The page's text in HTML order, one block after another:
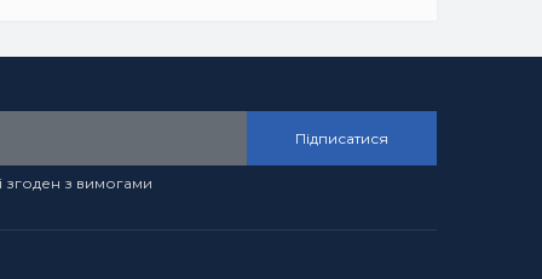
Підписатися
і згоден з вимогами